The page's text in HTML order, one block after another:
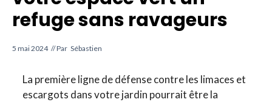
refuge sans ravageurs
5 mai 2024 // Par Sébastien
La première ligne de défense contre les limaces et
escargots dans votre jardin pourrait être la